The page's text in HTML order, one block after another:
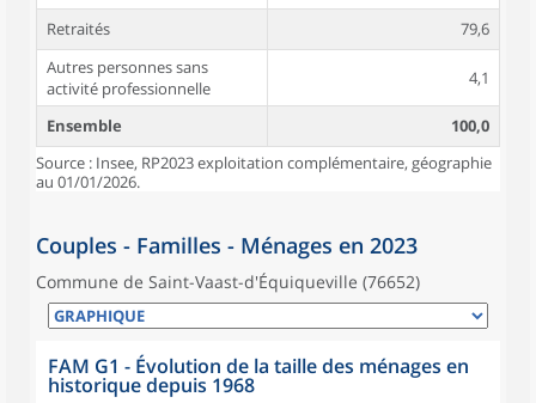
Retraités
79,6
Autres personnes sans
activité professionnelle
4,1
Ensemble
100,0
Source : Insee, RP2023 exploitation complémentaire, géographie
au 01/01/2026.
Couples - Familles - Ménages en 2023
Commune de Saint-Vaast-d'Équiqueville (76652)
FAM G1 - Évolution de la taille des ménages en
historique depuis 1968